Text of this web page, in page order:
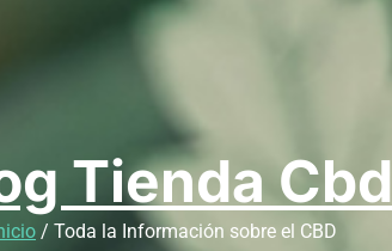
Tienda Cbd
/ Toda la Información sobre el CBD